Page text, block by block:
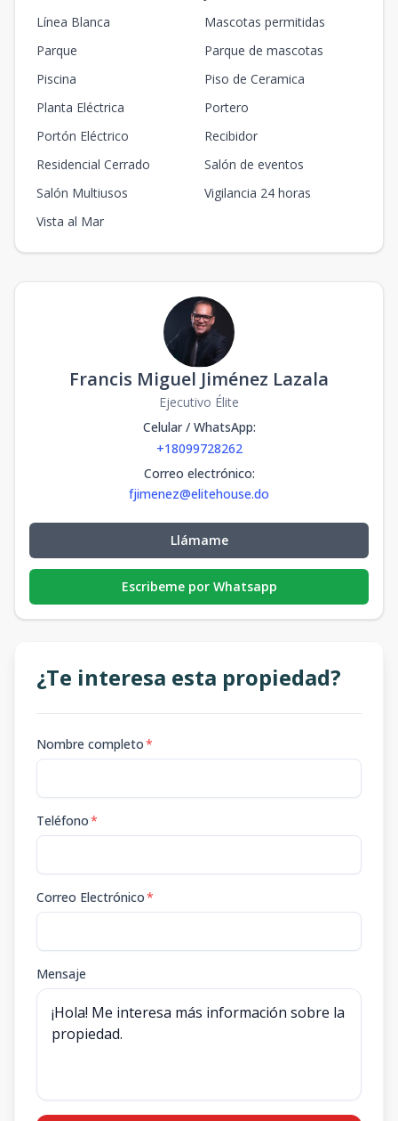
Línea Blanca
Mascotas permitidas
Parque
Parque de mascotas
Piscina
Piso de Ceramica
Planta Eléctrica
Portero
Portón Eléctrico
Recibidor
Residencial Cerrado
Salón de eventos
Salón Multiusos
Vigilancia 24 horas
Vista al Mar
Francis Miguel Jiménez Lazala
Ejecutivo Élite
Celular / WhatsApp:
+18099728262
Correo electrónico:
fjimenez@elitehouse.do
Llámame
Escribeme por Whatsapp
¿Te interesa esta propiedad?
Nombre completo*
Teléfono*
Correo Electrónico*
Mensaje